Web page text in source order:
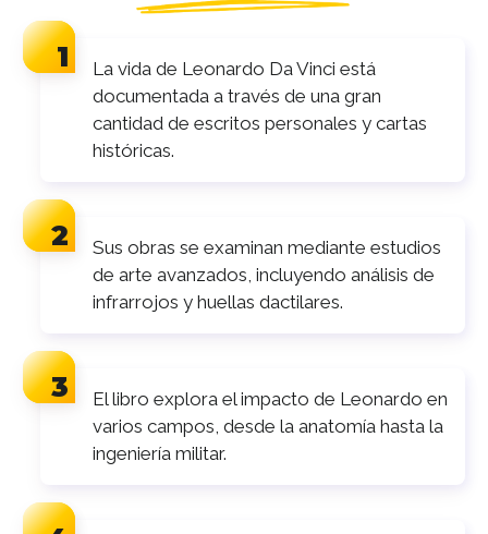
La vida de Leonardo Da Vinci está
documentada a través de una gran
cantidad de escritos personales y cartas
históricas.
Sus obras se examinan mediante estudios
de arte avanzados, incluyendo análisis de
infrarrojos y huellas dactilares.
El libro explora el impacto de Leonardo en
varios campos, desde la anatomía hasta la
ingeniería militar.